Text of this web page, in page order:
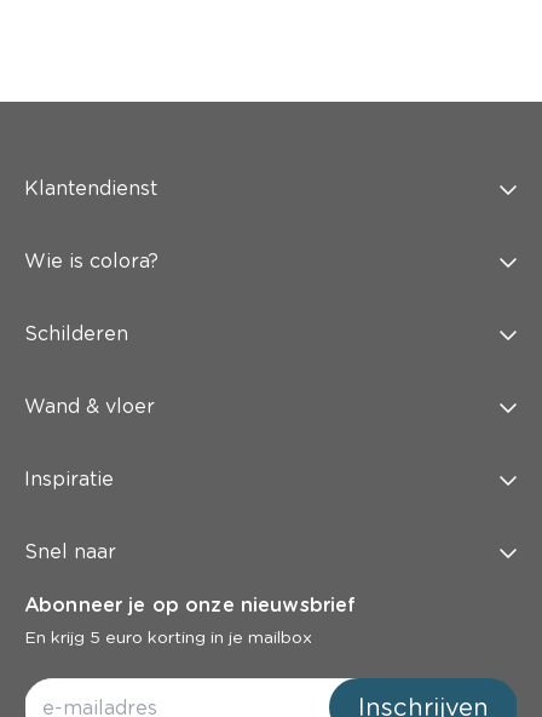
Klantendienst
Wie is colora?
Schilderen
Wand & vloer
Inspiratie
Snel naar
Abonneer je op onze nieuwsbrief
En krijg 5 euro korting in je mailbox
Inschrijven